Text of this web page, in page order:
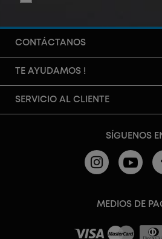
CONTÁCTANOS
TE AYUDAMOS !
SERVICIO AL CLIENTE
SÍGUENOS
MEDIOS DE